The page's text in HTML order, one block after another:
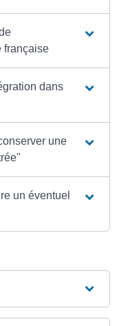
française
dans
une
un éventuel